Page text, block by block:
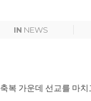
IN NEWS
복 가운데 선교를 마